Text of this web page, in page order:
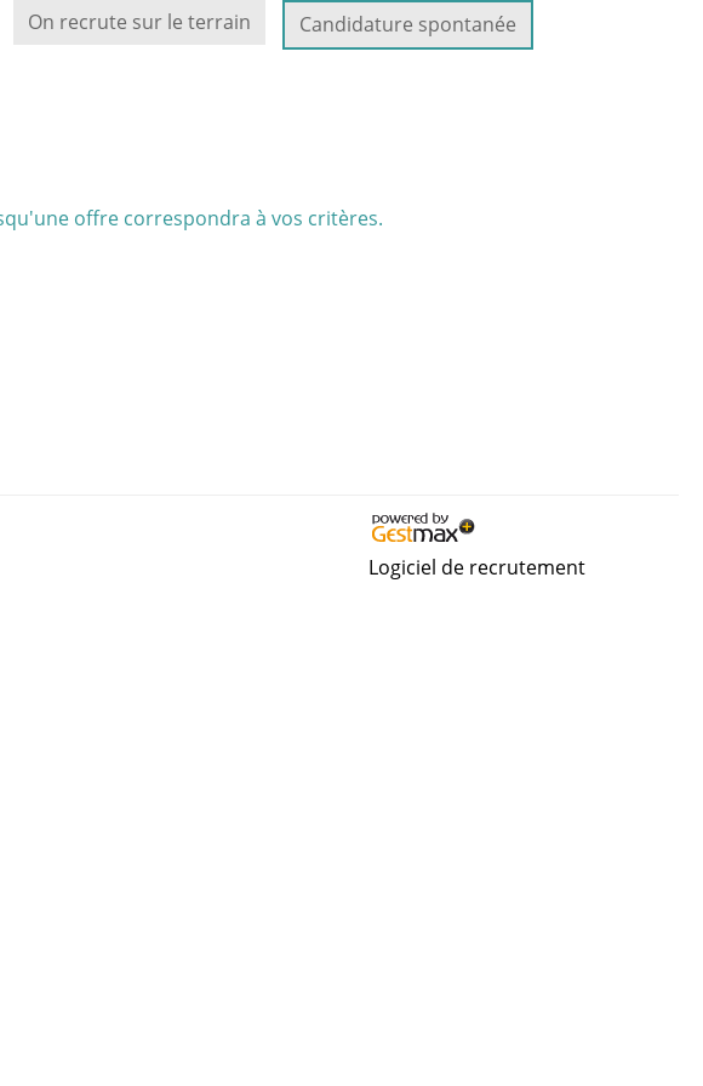
On recrute sur le terrain Candidature spontanée
offre correspondra à vos critères.
Logiciel de recrutement